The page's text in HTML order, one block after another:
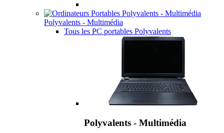
Polyvalents - Multimédia
Tous les PC portables Polyvalents
Polyvalents - Multimédia